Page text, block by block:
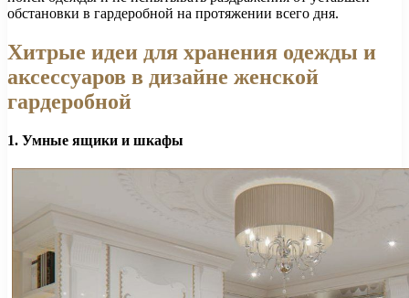
обстановки в гардеробной на протяжении всего дня.
Хитрые идеи для хранения одежды и
аксессуаров в дизайне женской
гардеробной
1. Умные ящики и шкафы